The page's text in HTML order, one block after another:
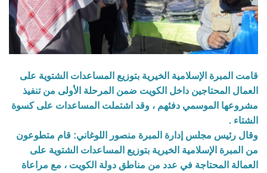
قامت المبرة الإسلامية الخيرية بتوزيع المساعدات الشتوية على
العمال المحتاجين داخل الكويت ضمن المرحلة الأولى من تنفيذ
مشروعها الموسمي دفئهم ، وقد اشتملت المساعدات على كسوة
الشتاء .
وقال رئيس مجلس إدارة المبرة منصور اللوغاني: قام متطوعون
من المبرة الإسلامية الخيرية بتوزيع المساعدات الشتوية على
العمالة المحتاجة في عدد من مناطق دولة الكويت ، مع مراعاة